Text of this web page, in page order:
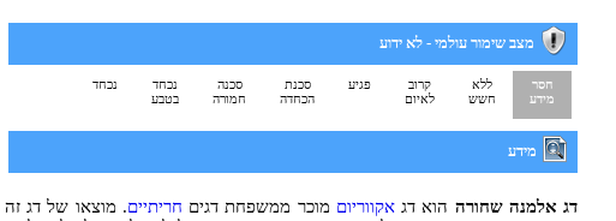
מצב שימור עולמי - לא ידוע
חסר
מידע
ללא
חשש
קרוב
לאיום
פגיע
סכנת
הכחדה
סכנה
חמורה
נכחד
בטבע
נכחד
מידע
דג אלמנה שחורה הוא דגאקווריום מוכר ממשפחת דגים חריתיים. מוצאו של דג זה